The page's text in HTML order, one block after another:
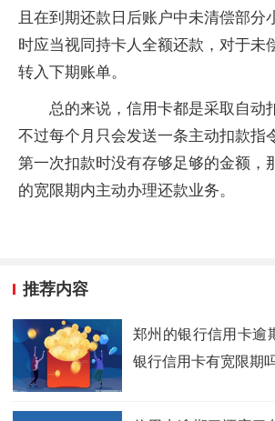
且在到期还款日后账户中未清偿部分
时应当视同持卡人全额还款，对于未
转入下期账单。
总的来说，信用卡都是采取自动
不过每个月只会发送一条主动扣款指
第一次扣款时没有存够足够的金额，
的宽限期内主动办理还款业务。
推荐内容
郑州的银行信用卡逾
银行信用卡有宽限期